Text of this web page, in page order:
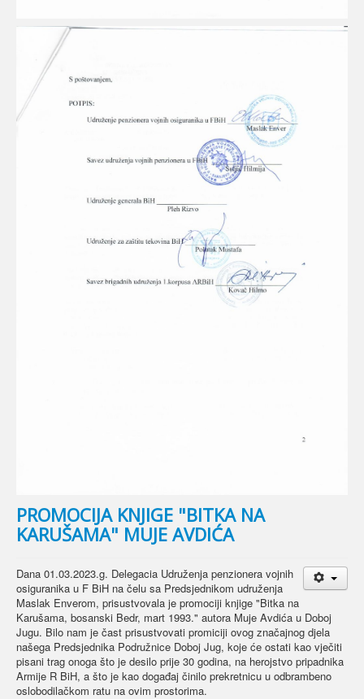
PROMOCIJA KNJIGE "BITKA NA
KARUŠAMA" MUJE AVDIĆA
Dana 01.03.2023.g. Delegacia Udruženja penzionera vojnih
osiguranika u F BiH na čelu sa Predsjednikom udruženja
Maslak Enverom, prisustvovala je promociji knjige "Bitka na
Karušama, bosanski Bedr, mart 1993." autora Muje Avdića u Doboj
Jugu. Bilo nam je čast prisustvovati promiciji ovog značajnog djela
našega Predsjednika Podružnice Doboj Jug, koje će ostati kao vječiti
pisani trag onoga što je desilo prije 30 godina, na herojstvo pripadnika
Armije R BiH, a što je kao događaj činilo prekretnicu u odbrambeno
oslobodilačkom ratu na ovim prostorima.